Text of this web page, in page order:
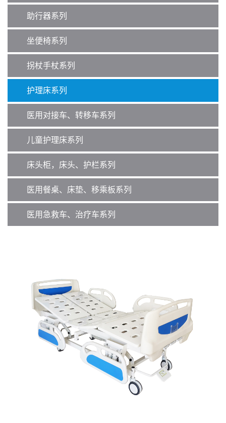
助行器系列
坐便椅系列
拐杖手杖系列
护理床系列
医用对接车、转移车系列
儿童护理床系列
床头柜，床头、护栏系列
医用餐桌、床垫、移乘板系列
医用急救车、治疗车系列